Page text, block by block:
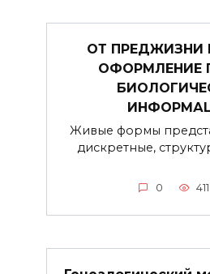
ОТ ПРЕДЖИЗНИ
ОФОРМЛЕНИЕ
Живые формы
дискретные,
0 411